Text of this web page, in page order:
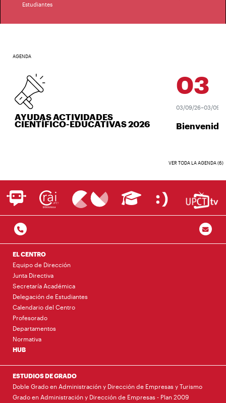
Estudiantes
AGENDA
AYUDAS ACTIVIDADES
CIENTÍFICO-EDUCATIVAS 2026
03
03/09/26–03/09/26
Bienvenida
VER TODA LA AGENDA (6)
EL CENTRO
Equipo de Dirección
Junta Directiva
Secretaría Académica
Delegación de Estudiantes
Calendario del Centro
Profesorado
Departamentos
Normativa
HUB
ESTUDIOS DE GRADO
Doble Grado en Administración y Dirección de Empresas y Turismo
Grado en Administración y Dirección de Empresas - Plan 2009